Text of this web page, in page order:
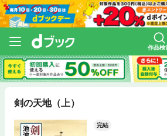
作品検
剣の天地（上）
完結